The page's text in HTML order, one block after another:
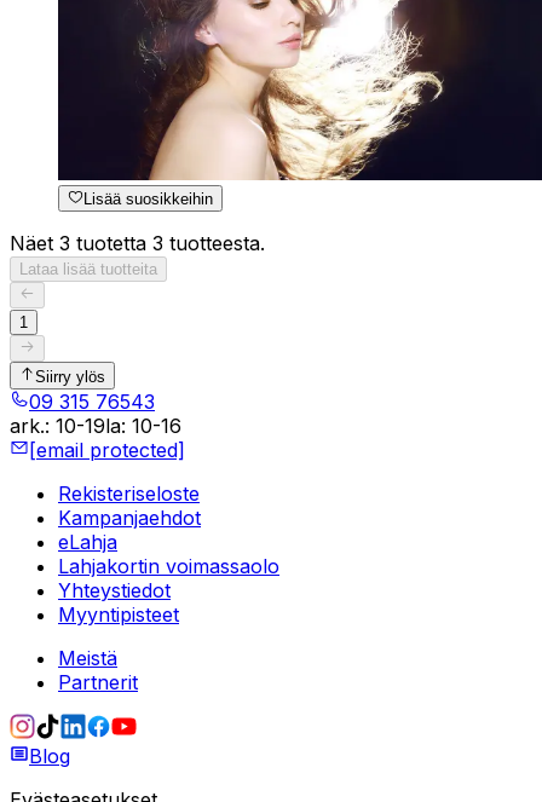
Lisää suosikkeihin
Näet 3 tuotetta 3 tuotteesta.
Lataa lisää tuotteita
1
Siirry ylös
09 315 76543
ark.: 10-19la: 10-16
[email protected]
Rekisteriseloste
Kampanjaehdot
eLahja
Lahjakortin voimassaolo
Yhteystiedot
Myyntipisteet
Meistä
Partnerit
Blog